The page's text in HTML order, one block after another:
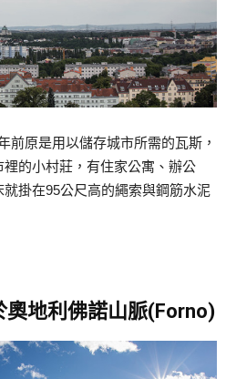
前原是用以儲存城市所需的瓦斯，
的小村莊，有住家公寓、辦公
掛在95公尺高的繩索與鋼筋水泥
地利佛諾山脈(Forno)